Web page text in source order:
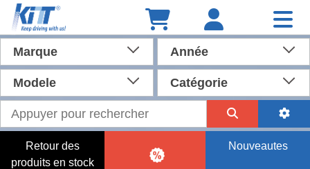
Marque Année
Modele Catégorie
Retour des
produits en stock
Nouveautes